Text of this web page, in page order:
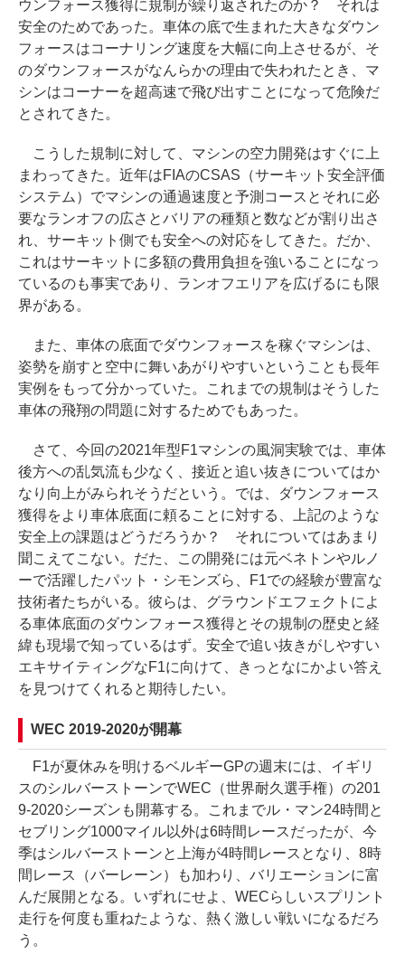
ウンフォース獲得に規制が繰り返されたのか？ それは
安全のためであった。車体の底で生まれた大きなダウン
フォースはコーナリング速度を大幅に向上させるが、そ
のダウンフォースがなんらかの理由で失われたとき、マ
シンはコーナーを超高速で飛び出すことになって危険だ
とされてきた。
こうした規制に対して、マシンの空力開発はすぐに上
まわってきた。近年はFIAのCSAS（サーキット安全評価
システム）でマシンの通過速度と予測コースとそれに必
要なランオフの広さとバリアの種類と数などが割り出さ
れ、サーキット側でも安全への対応をしてきた。だか、
これはサーキットに多額の費用負担を強いることになっ
ているのも事実であり、ランオフエリアを広げるにも限
界がある。
また、車体の底面でダウンフォースを稼ぐマシンは、
姿勢を崩すと空中に舞いあがりやすいということも長年
実例をもって分かっていた。これまでの規制はそうした
車体の飛翔の問題に対するためでもあった。
さて、今回の2021年型F1マシンの風洞実験では、車体
後方への乱気流も少なく、接近と追い抜きについてはか
なり向上がみられそうだという。では、ダウンフォース
獲得をより車体底面に頼ることに対する、上記のような
安全上の課題はどうだろうか？ それについてはあまり
聞こえてこない。だた、この開発には元ベネトンやルノ
ーで活躍したパット・シモンズら、F1での経験が豊富な
技術者たちがいる。彼らは、グラウンドエフェクトによ
る車体底面のダウンフォース獲得とその規制の歴史と経
緯も現場で知っているはず。安全で追い抜きがしやすい
エキサイティングなF1に向けて、きっとなにかよい答え
を見つけてくれると期待したい。
WEC 2019-2020が開幕
F1が夏休みを明けるベルギーGPの週末には、イギリ
スのシルバーストーンでWEC（世界耐久選手権）の201
9-2020シーズンも開幕する。これまでル・マン24時間と
セブリング1000マイル以外は6時間レースだったが、今
季はシルバーストーンと上海が4時間レースとなり、8時
間レース（バーレーン）も加わり、バリエーションに富
んだ展開となる。いずれにせよ、WECらしいスプリント
走行を何度も重ねたような、熱く激しい戦いになるだろ
う。